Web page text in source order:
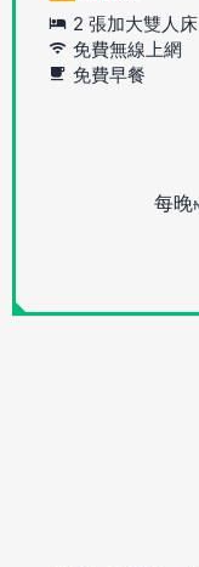
2 張加大雙人床
免費無線上網
免費早餐
每晚